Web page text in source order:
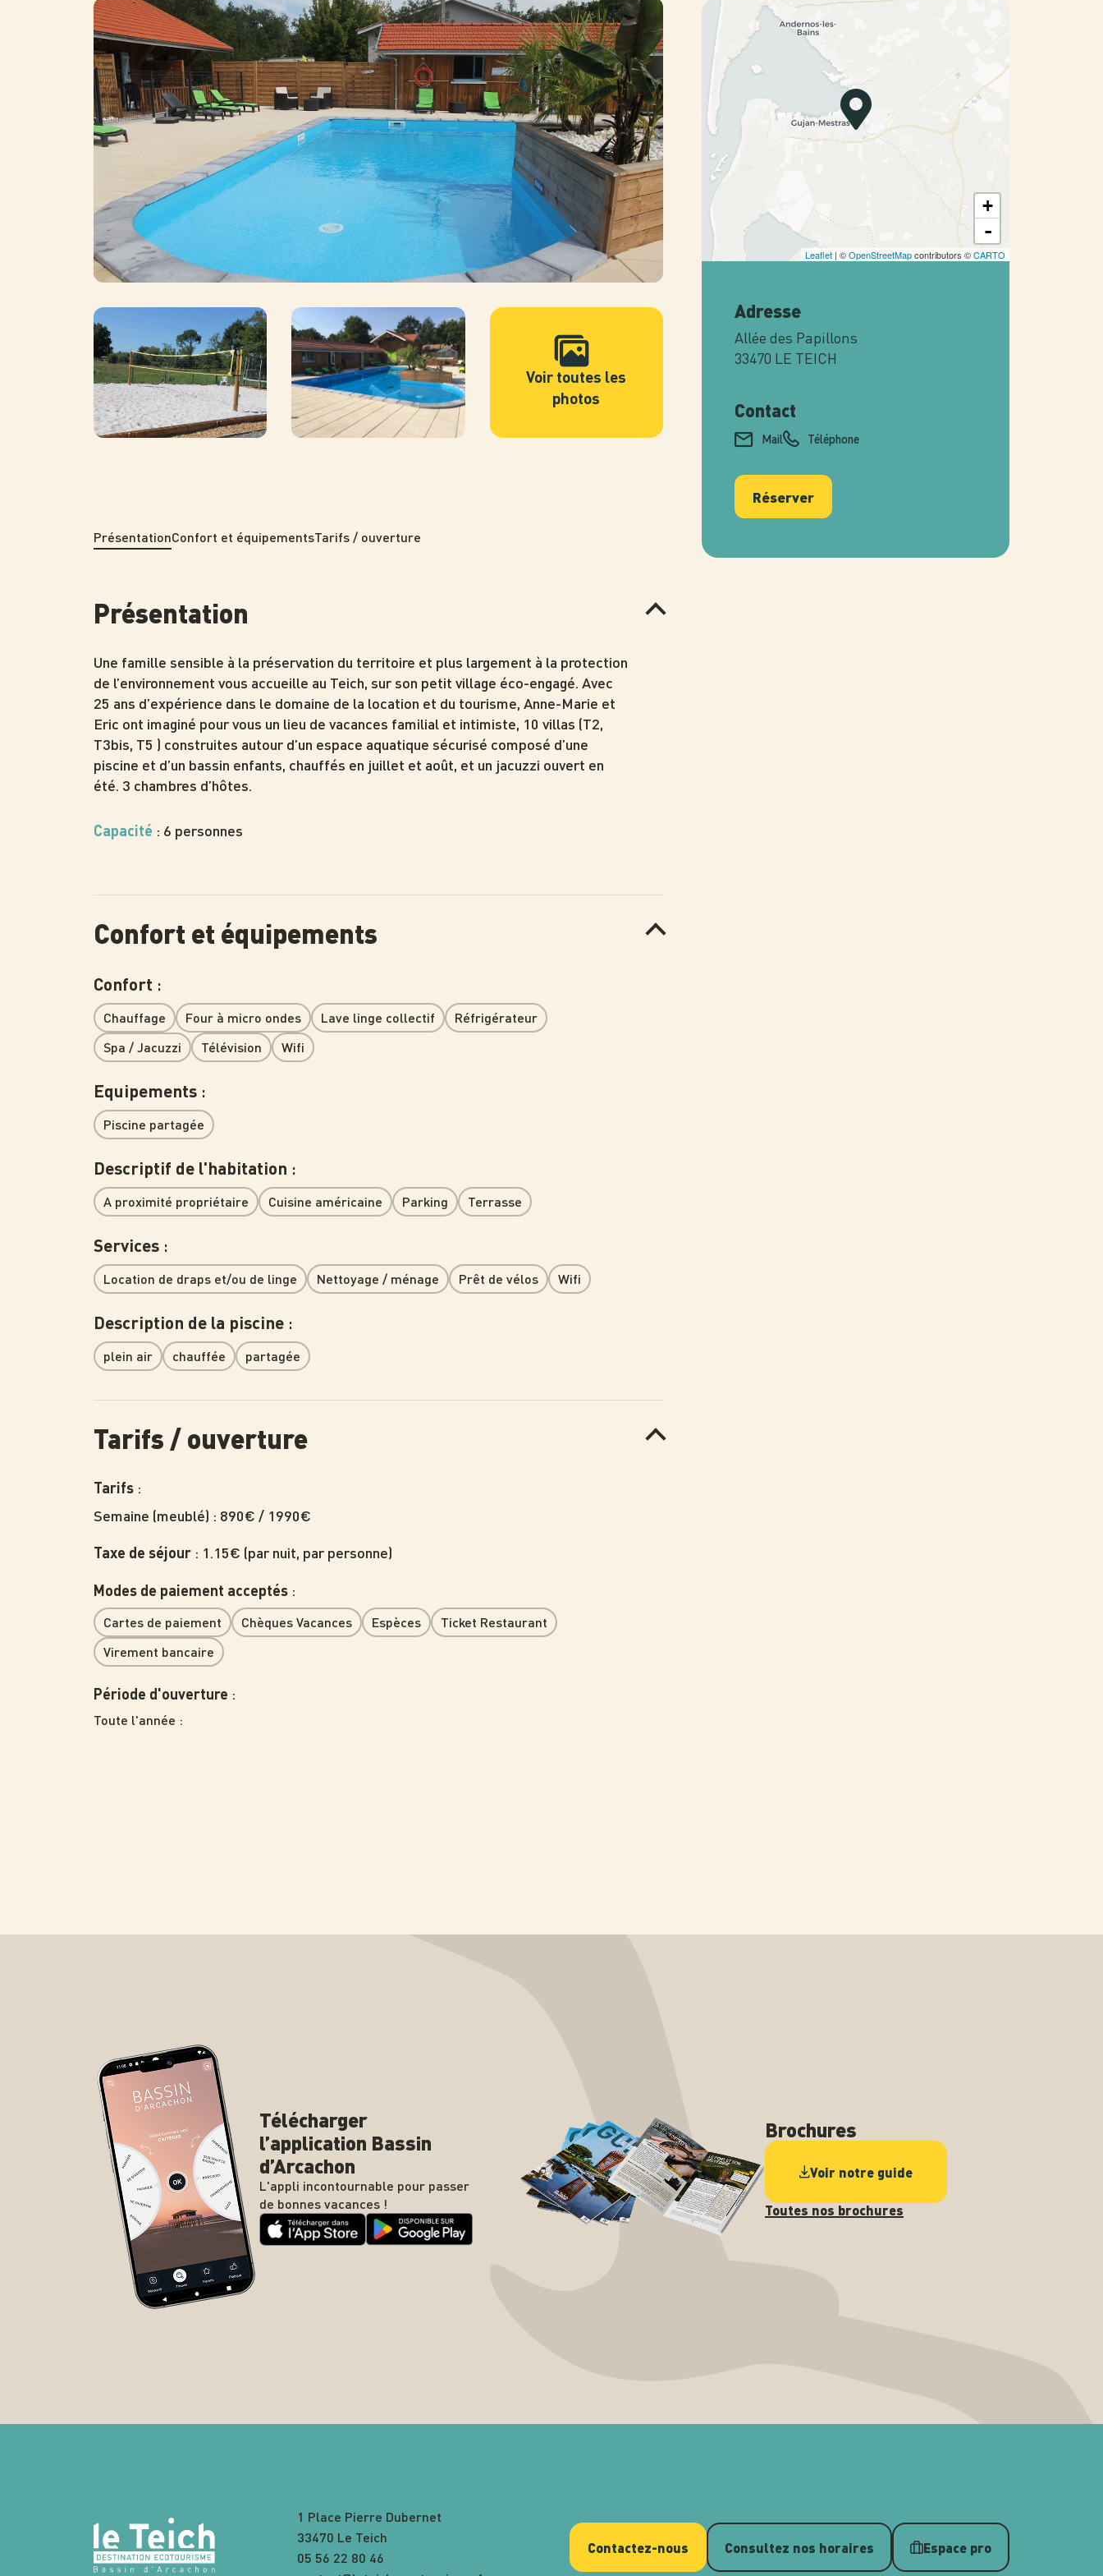
Photo
Photo Photo
PrésentationConfort et équipementsTarifs / ouverture
Présentation
Une famille sensible à la préservation du territoire et plus largement à la protection
de l’environnement vous accueille au Teich, sur son petit village éco-engagé. Avec
25 ans d’expérience dans le domaine de la location et du tourisme, Anne-Marie et
Eric ont imaginé pour vous un lieu de vacances familial et intimiste, 10 villas (T2,
T3bis, T5 ) construites autour d’un espace aquatique sécurisé composé d’une
piscine et d’un bassin enfants, chauffés en juillet et août, et un jacuzzi ouvert en
été. 3 chambres d’hôtes.
Capacité : 6 personnes
Confort et équipements
Confort :
Chauffage Four à micro ondes Lave linge collectif
Réfrigérateur
Spa / Jacuzzi
Télévision Wifi
Equipements :
Piscine partagée
Descriptif de l'habitation :
A proximité propriétaire Cuisine américaine Parking Terrasse
Services :
Location de draps et/ou de linge Nettoyage / ménage Prêt de vélos Wifi
Description de la piscine :
plein air chauffée partagée
Tarifs / ouverture
Tarifs :
Semaine (meublé) : 890€ / 1990€
Taxe de séjour : 1.15€ (par nuit, par personne)
Modes de paiement acceptés :
Cartes de paiement Chèques Vacances Espèces
Ticket Restaurant
Virement bancaire
Période d'ouverture :
Toute l'année :
+
-
Leaflet | ©OpenStreetMapcontributors ©CARTO
Adresse
Allée des Papillons
33470 LE TEICH
Contact
Mail Téléphone
Réserver
Télécharger
l’application Bassin
d’Arcachon
L'appli incontournable pour passer
de bonnes vacances !
Brochures
Voir notre guide
Toutes nos brochures
1 Place Pierre Dubernet
33470 Le Teich
05 56 22 80 46
Contactez-nous Consultez nos horaires Espace pro